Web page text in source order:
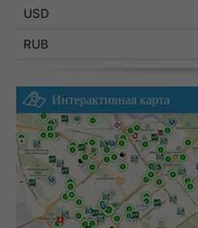
USD
RUB
Интерактивная карта